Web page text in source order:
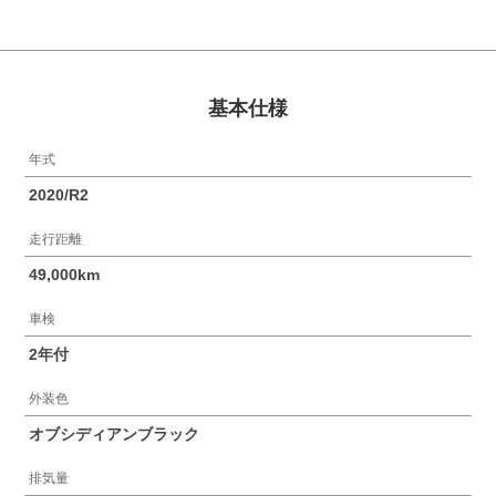
基本仕様
年式
2020/R2
走行距離
49,000km
車検
2年付
外装色
オブシディアンブラック
排気量